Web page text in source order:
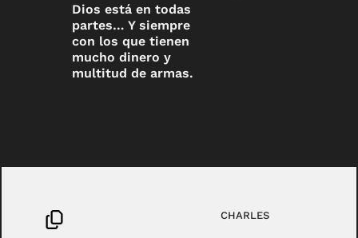
Dios está en todas
partes… Y siempre
con los que tienen
mucho dinero y
multitud de armas.
CHARLES